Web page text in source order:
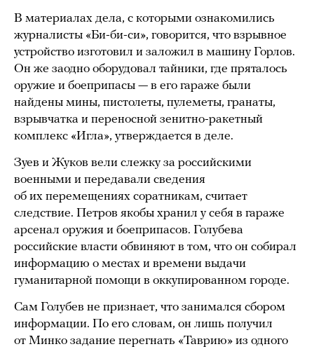
В материалах дела, с которыми ознакомились
журналисты «Би-би-си», говорится, что взрывное
устройство изготовил и заложил в машину Горлов.
Он же заодно оборудовал тайники, где пряталось
оружие и боеприпасы — в его гараже были
найдены мины, пистолеты, пулеметы, гранаты,
взрывчатка и переносной зенитно-ракетный
комплекс «Игла», утверждается в деле.
Зуев и Жуков вели слежку за российскими
военными и передавали сведения
об их перемещениях соратникам, считает
следствие. Петров якобы хранил у себя в гараже
арсенал оружия и боеприпасов. Голубева
российские власти обвиняют в том, что он собирал
информацию о местах и времени выдачи
гуманитарной помощи в оккупированном городе.
Сам Голубев не признает, что занимался сбором
информации. По его словам, он лишь получил
от Минко задание перегнать «Таврию» из одного